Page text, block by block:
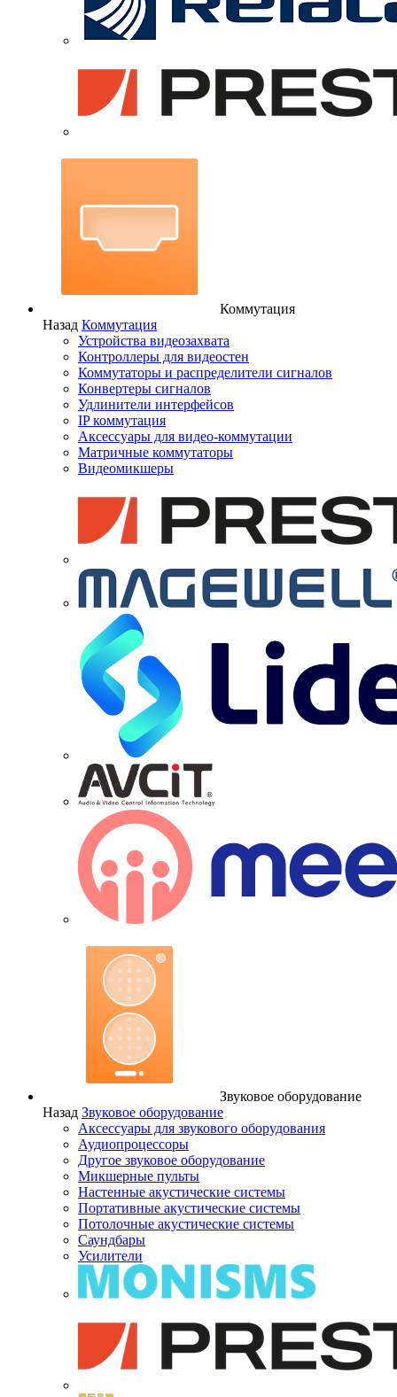
Коммутация
Назад Коммутация
Устройства видеозахвата
Контроллеры для видеостен
Коммутаторы и распределители сигналов
Конвертеры сигналов
Удлинители интерфейсов
IP коммутация
Аксессуары для видео-коммутации
Матричные коммутаторы
Видеомикшеры
Звуковое оборудование
Назад Звуковое оборудование
Аксессуары для звукового оборудования
Аудиопроцессоры
Другое звуковое оборудование
Микшерные пульты
Настенные акустические системы
Портативные акустические системы
Потолочные акустические системы
Саундбары
Усилители